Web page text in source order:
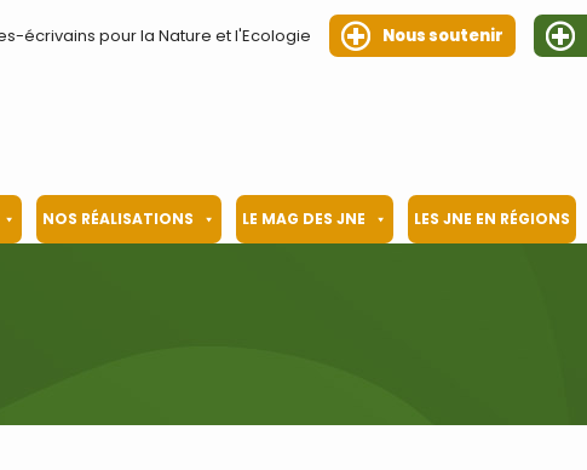
écrivains pour la Nature et l'Ecologie Nous soutenir
NOS RÉALISATIONS LE MAG DES JNE LES JNE EN RÉGIONS